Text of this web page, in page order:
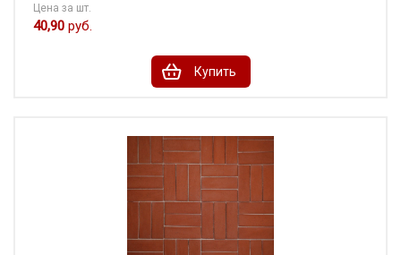
Цена за шт.
40,90 руб.
Купить